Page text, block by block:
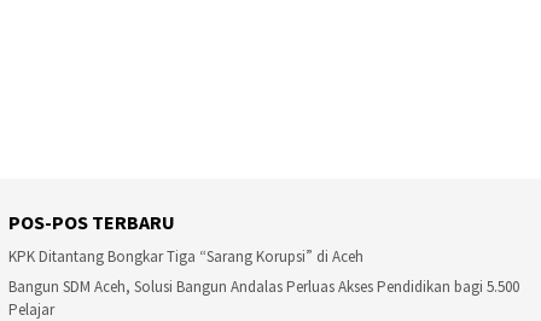
POS-POS TERBARU
KPK Ditantang Bongkar Tiga “Sarang Korupsi” di Aceh
Bangun SDM Aceh, Solusi Bangun Andalas Perluas Akses Pendidikan bagi 5.500
Pelajar